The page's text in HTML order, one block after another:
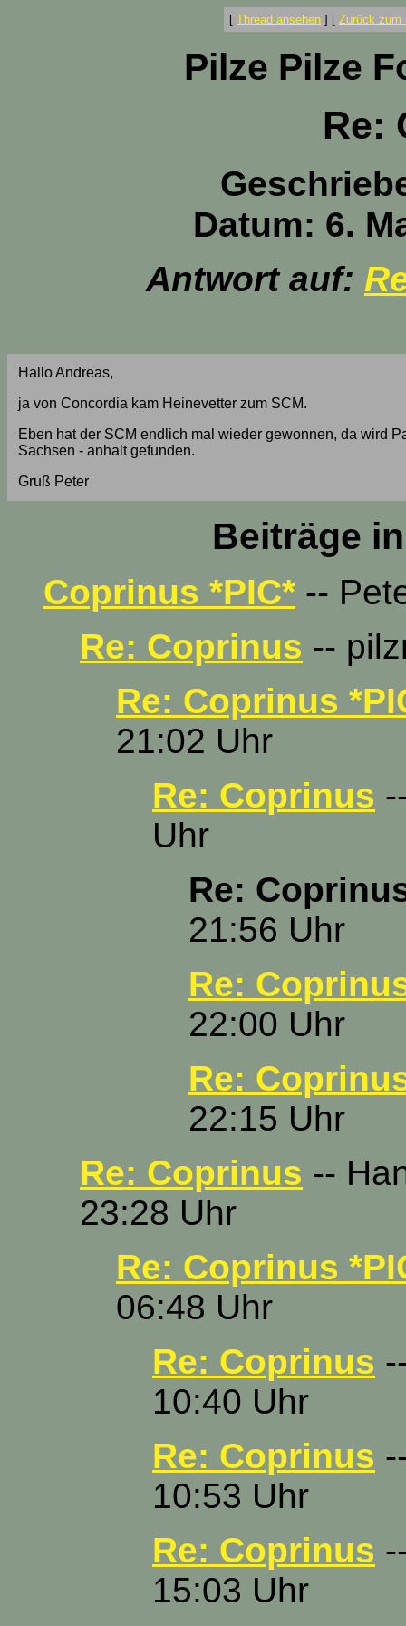
[ Thread ansehen ] [ Zurück zum
Pilze Pilze
Re:
Datum: 6.
Antwort auf:
Hallo Andreas,
ja von Concordia kam Heinevetter zum SCM.
Eben hat der SCM endlich mal wieder gewonnen, da wird
Sachsen - anhalt gefunden.
Gruß Peter
Beiträge
Coprinus *PIC* --
Re: Coprinus --
Re: Coprinus
21:02 Uhr
Re: Coprinus
Uhr
Re:
21:56 Uhr
Re:
22:00 Uhr
Re:
22:15 Uhr
Re: Coprinus --
23:28 Uhr
Re: Coprinus
06:48 Uhr
Re: Coprinus
10:40 Uhr
Re: Coprinus
10:53 Uhr
Re: Coprinus
15:03 Uhr